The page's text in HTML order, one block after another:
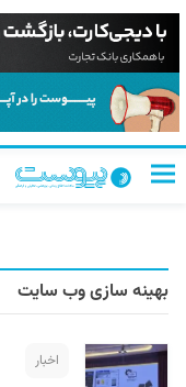
بهینه سازی وب سایت
اخبار